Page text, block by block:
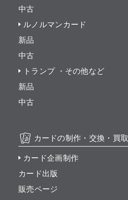
中古
ルノルマンカード
新品
中古
トランプ ・その他など
新品
中古
カードの制作・交換・買取
カード企画制作
カード出版
販売ページ